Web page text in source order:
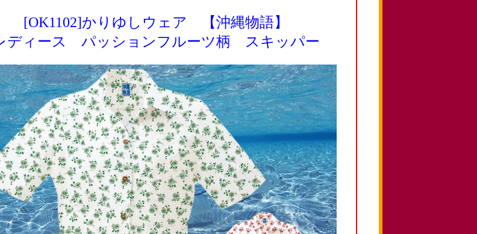
[OK1102]かりゆしウェア 【沖縄物語】
ディース パッションフルーツ柄 スキッパー